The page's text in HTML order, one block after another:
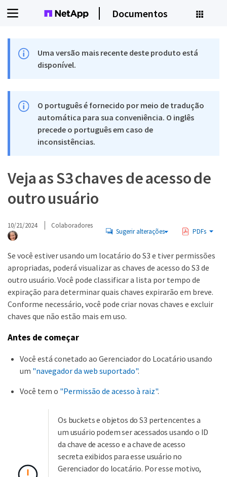
Documentos
Uma versão mais recente deste produto está
disponível.
O português é fornecido por meio de tradução
automática para sua conveniência. O inglês
precede o português em caso de
inconsistências.
Veja as S3 chaves de acesso de
outro usuário
10/21/2024 Colaboradores
Sugerir alterações PDFs
Se você estiver usando um locatário do S3 e tiver permissões
apropriadas, poderá visualizar as chaves de acesso do S3 de
outro usuário. Você pode classificar a lista por tempo de
expiração para determinar quais chaves expirarão em breve.
Conforme necessário, você pode criar novas chaves e excluir
chaves que não estão mais em uso.
Antes de começar
Você está conetado ao Gerenciador do Locatário usando
um "navegador da web suportado".
Você tem o "Permissão de acesso à raiz".
Os buckets e objetos do S3 pertencentes a
um usuário podem ser acessados usando o ID
da chave de acesso e a chave de acesso
secreta exibidos para esse usuário no
Gerenciador do locatário. Por esse motivo,